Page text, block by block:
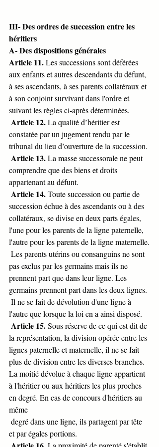
III- Des ordres de succession entre les
héritiers
A- Des dispositions générales
Article 11. Les successions sont déférées
aux enfants et autres descendants du défunt,
à ses ascendants, à ses parents collatéraux et
à son conjoint survivant dans l'ordre et
suivant les règles ci-après déterminées.
Article 12. La qualité d’héritier est
constatée par un jugement rendu par le
tribunal du lieu d’ouverture de la succession.
Article 13. La masse successorale ne peut
comprendre que des biens et droits
appartenant au défunt.
Article 14. Toute succession ou partie de
succession échue à des ascendants ou à des
collatéraux, se divise en deux parts égales,
l'une pour les parents de la ligne paternelle,
l'autre pour les parents de la ligne maternelle.
pas exclus par les germains mais ils ne
prennent part que dans leur ligne. Les
germains prennent part dans les deux lignes.
l'autre que lorsque la loi en a ainsi disposé.
Article 15. Sous réserve de ce qui est dit de
la représentation, la division opérée entre les
lignes paternelle et maternelle, il ne se fait
plus de division entre les diverses branches.
La moitié dévolue à chaque ligne appartient
à l'héritier ou aux héritiers les plus proches
en degré. En cas de concours d'héritiers au
même
et par égales portions.